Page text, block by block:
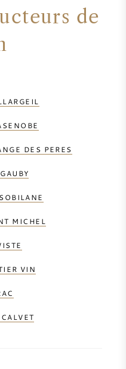
de
DES PERES
MICHEL
VIN